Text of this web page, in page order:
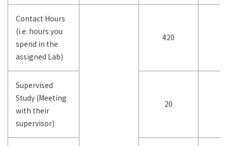
Contact Hours
(i.e. hours you
spend in the
assigned Lab)
420
Supervised
Study (Meeting
with their
supervisor)
20